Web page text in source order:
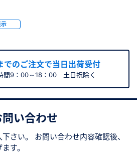
でのご注文で当日出荷受付
間9：00～18：00 土日祝除く
問い合わせ
さい。
お問い合わせ内容確認後、
す。